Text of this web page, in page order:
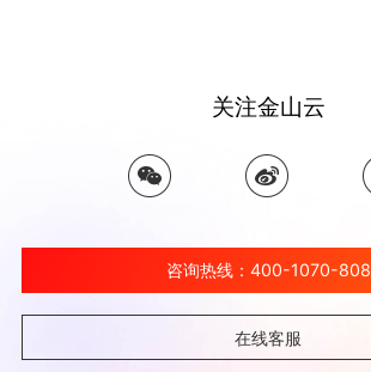
关注金山云
咨询热线：400-1070-808
在线客服